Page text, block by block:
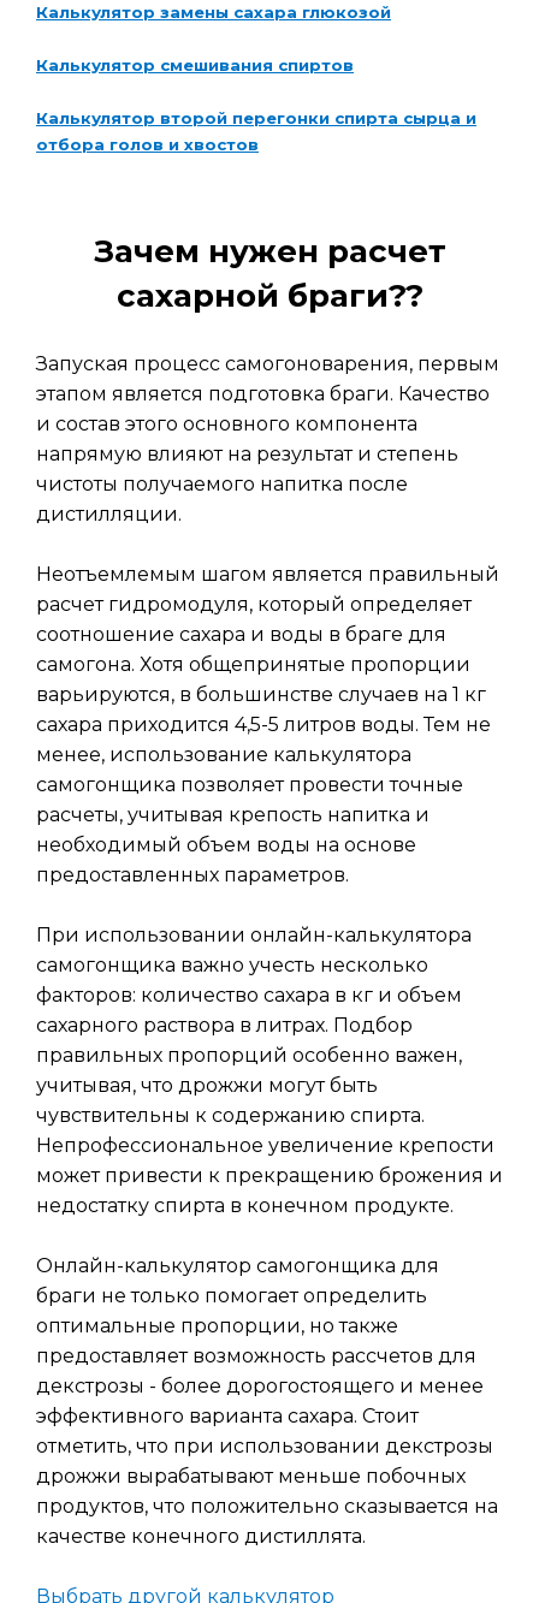
Калькулятор замены сахара глюкозой
Калькулятор смешивания спиртов
Калькулятор второй перегонки спирта сырца и
отбора голов и хвостов
Зачем нужен расчет
сахарной браги??
Запуская процесс самогоноварения, первым
этапом является подготовка браги. Качество
и состав этого основного компонента
напрямую влияют на результат и степень
чистоты получаемого напитка после
дистилляции.
Неотъемлемым шагом является правильный
расчет гидромодуля, который определяет
соотношение сахара и воды в браге для
самогона. Хотя общепринятые пропорции
варьируются, в большинстве случаев на 1 кг
сахара приходится 4,5-5 литров воды. Тем не
менее, использование калькулятора
самогонщика позволяет провести точные
расчеты, учитывая крепость напитка и
необходимый объем воды на основе
предоставленных параметров.
При использовании онлайн-калькулятора
самогонщика важно учесть несколько
факторов: количество сахара в кг и объем
сахарного раствора в литрах. Подбор
правильных пропорций особенно важен,
учитывая, что дрожжи могут быть
чувствительны к содержанию спирта.
Непрофессиональное увеличение крепости
может привести к прекращению брожения и
недостатку спирта в конечном продукте.
Онлайн-калькулятор самогонщика для
браги не только помогает определить
оптимальные пропорции, но также
предоставляет возможность рассчетов для
декстрозы - более дорогостоящего и менее
эффективного варианта сахара. Стоит
отметить, что при использовании декстрозы
дрожжи вырабатывают меньше побочных
продуктов, что положительно сказывается на
качестве конечного дистиллята.
Выбрать другой калькулятор